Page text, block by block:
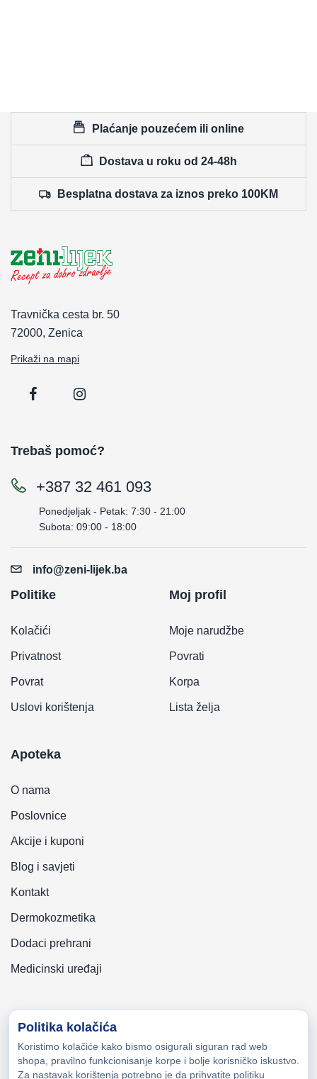
Plaćanje pouzećem ili online
Dostava u roku od 24-48h
Besplatna dostava za iznos preko 100KM
Travnička cesta br. 50
72000, Zenica
Prikaži na mapi
Trebaš pomoć?
+387 32 461 093
Ponedjeljak - Petak: 7:30 - 21:00
Subota: 09:00 - 18:00
info@zeni-lijek.ba
Politike
Kolačići
Privatnost
Povrat
Uslovi korištenja
Moj profil
Moje narudžbe
Povrati
Korpa
Lista želja
Apoteka
O nama
Poslovnice
Akcije i kuponi
Blog i savjeti
Kontakt
Dermokozmetika
Dodaci prehrani
Medicinski uređaji
Copyright © 2026 Zeni-Lijek Apoteka. Sva prava zadržana
Politika kolačića
Koristimo kolačiće kako bismo osigurali siguran rad web
shopa, pravilno funkcionisanje korpe i bolje korisničko iskustvo.
Za nastavak korištenja potrebno je da prihvatite politiku